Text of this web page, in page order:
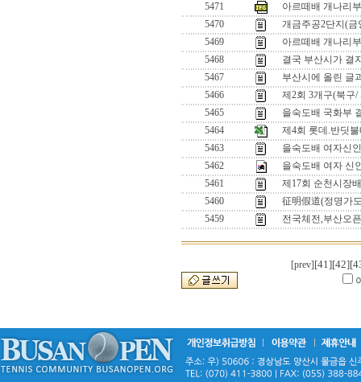
5471
아르떼배 개나리
5470
개금주공2단지(
5469
아르떼배 개나리
5468
결국 부산시가 결
5467
부산시에 올린 글
5466
제2회 3개구(북구
5465
을숙도배 국화부
5464
제4회 롯데.반딧
5463
을숙도배 여자신
5462
을숙도배 여자 신
5461
제17회 순천시장
5460
征明假道(정명가
5459
전국체전,부산오
[prev] [41][42]